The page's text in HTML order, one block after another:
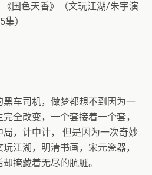
国色天香》（文玩江湖/朱宇演
）
车司机，做梦都想不到因为一
全改变，一个套接着一个套，
，计中计， 但是因为一次奇妙
江湖，明清书画，宋元瓷器，
掩藏着无尽的肮脏。